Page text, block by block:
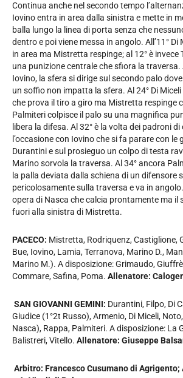
Continua anche nel secondo tempo
Iovino entra in area dalla sinistra e mette in
balla lungo la linea di porta senza che
dentro e poi viene messa in angolo. All’11° Di
in area ma Mistretta respinge; al 12° è invece
una punizione centrale che sfiora la traversa.
Iovino, la sfera si dirige sul secondo palo
un soffio non impatta la sfera. Al 24° Di
che prova il tiro a giro ma Mistretta respinge
Palmiteri colpisce il palo su una magnifica
libera la difesa. Al 32° è la volta dei padroni
l’occasione con Iovino che si fa parare con le
Durantini e sul prosieguo un colpo di testa
Marino sorvola la traversa. Al 34° ancora
la palla deviata dalla schiena di un difensore
pericolosamente sulla traversa e va in
opera di Nasca che calcia prontamente ma il
fuori alla sinistra di Mistretta.
PACECO: Mistretta, Rodriquenz, Castiglione,
Bue, Iovino, Lamia, Terranova, Marino D.,
Marino M.). A disposizione: Grimaudo,
Commare, Safina, Poma. Allenatore:
SAN GIOVANNI GEMINI: Durantini, Filpo, Di
Giudice (1°2t Russo), Armenio, Di Miceli,
Nasca), Rappa, Palmiteri. A disposizione: La
Balistreri, Vitello. Allenatore: Giuseppe
Arbitro: Francesco Cusumano di Agrigento;